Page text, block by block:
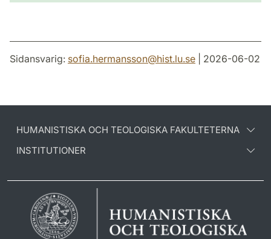
Sidansvarig: sofia.hermansson@hist.lu.se | 2026-06-02
HUMANISTISKA OCH TEOLOGISKA FAKULTETERNA
INSTITUTIONER